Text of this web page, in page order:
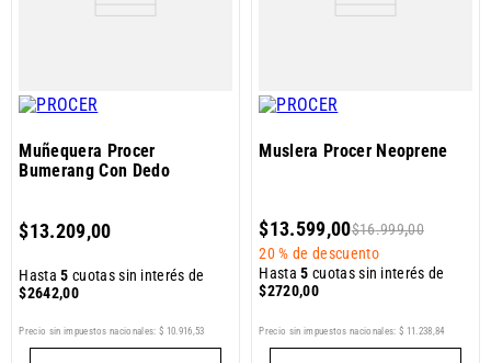
Muñequera Procer
Bumerang Con Dedo
$13.209,00
Hasta5 cuotas sin interés de
$2642,00
Precio sin impuestos nacionales: $ 10.916,53
Muslera Procer Neoprene
$13.599,00$16.999,00
20 % de descuento
Hasta5 cuotas sin interés de
$2720,00
Precio sin impuestos nacionales: $ 11.238,84